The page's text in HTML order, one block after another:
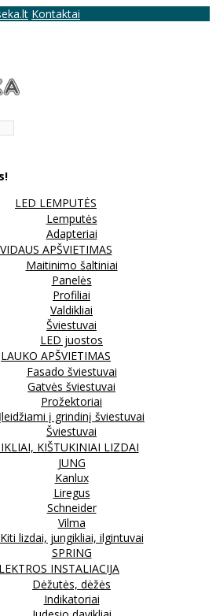
Kontaktai
LED LEMPUTĖS
Lemputės
Adapteriai
VIDAUS APŠVIETIMAS
Maitinimo šaltiniai
Panelės
Profiliai
Valdikliai
Šviestuvai
LED juostos
LAUKO APŠVIETIMAS
Fasado šviestuvai
Gatvės šviestuvai
Prožektoriai
Įleidžiami į grindinį šviestuvai
Šviestuvai
KIŠTUKINIAI LIZDAI
JUNG
Kanlux
Liregus
Schneider
Vilma
Kiti lizdai, jungikliai, ilgintuvai
SPRING
INSTALIACIJA
Dėžutės, dėžės
Indikatoriai